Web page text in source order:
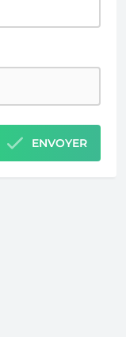
ENVOYER